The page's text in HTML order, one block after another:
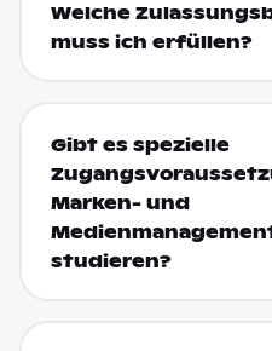
Welche
muss ich erfüllen?
Gibt es spezielle
Marken- und
studieren?